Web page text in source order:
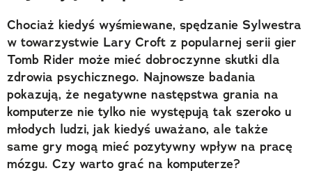
Chociaż kiedyś wyśmiewane, spędzanie Sylwestra
w towarzystwie Lary Croft z popularnej serii gier
Tomb Rider może mieć dobroczynne skutki dla
zdrowia psychicznego. Najnowsze badania
pokazują, że negatywne następstwa grania na
komputerze nie tylko nie występują tak szeroko u
młodych ludzi, jak kiedyś uważano, ale także
same gry mogą mieć pozytywny wpływ na pracę
mózgu. Czy warto grać na komputerze?